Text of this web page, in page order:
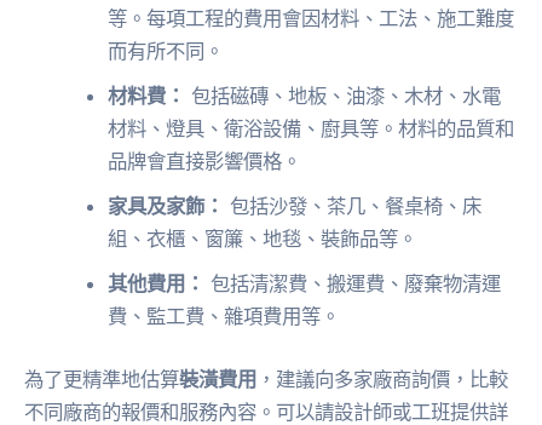
等。每項工程的費用會因材料、工法、施工難度
而有所不同。
材料費： 包括磁磚、地板、油漆、木材、水電
材料、燈具、衛浴設備、廚具等。材料的品質和
品牌會直接影響價格。
家具及家飾： 包括沙發、茶几、餐桌椅、床
組、衣櫃、窗簾、地毯、裝飾品等。
其他費用： 包括清潔費、搬運費、廢棄物清運
費、監工費、雜項費用等。
為了更精準地估算裝潢費用 ，建議向多家廠商詢價，比較
不同廠商的報價和服務內容。可以請設計師或工班提供詳